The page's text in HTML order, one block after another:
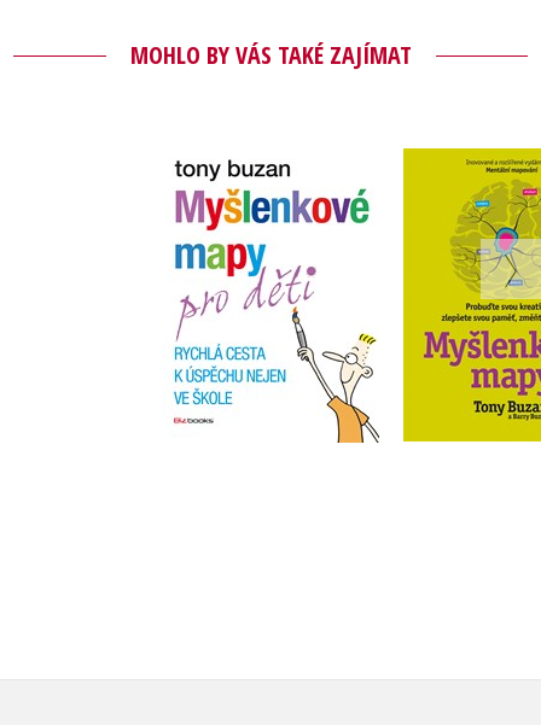
MOHLO BY VÁS TAKÉ ZAJÍMAT
Myšlenkové mapy
pro děti
,
Tony Buzan
Do
279 Kč